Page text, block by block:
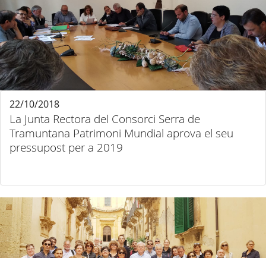
La Junta Rectora del Consorci Serra de
Tramuntana Patrimoni Mundial aprova el seu
pressupost per a 2019
22/10/2018